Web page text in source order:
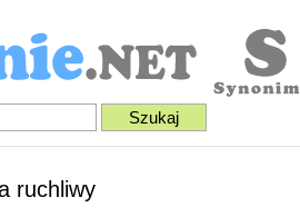
ruchliwy